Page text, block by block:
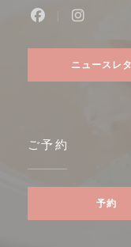
ニュースレ
ご予約
予約